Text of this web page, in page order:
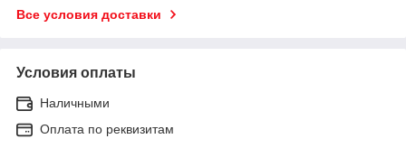
Все условия доставки
Условия оплаты
Наличными
Оплата по реквизитам